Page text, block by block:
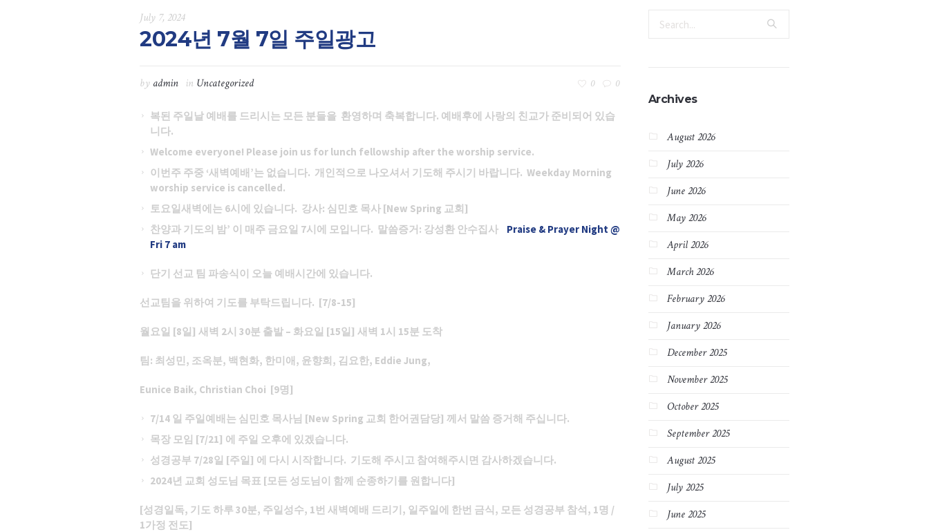
July 7, 2024
2024년 7월 7일 주일광고
by admin in Uncategorized 0 0
복된 주일날 예배를 드리시는 모든 분들을 환영하며 축복합니다. 예배후에 사랑의 친교가 준비되어 있습
니다.
Welcome everyone! Please join us for lunch fellowship after the worship service.
이번주 주중 ‘새벽예배’는 없습니다. 개인적으로 나오셔서 기도해 주시기 바랍니다. Weekday Morning
worship service is cancelled.
토요일새벽에는 6시에 있습니다. 강사: 심민호 목사 [New Spring 교회]
찬양과 기도의 밤’ 이 매주 금요일 7시에 모입니다. 말씀증거: 강성환 안수집사 Praise & Prayer Night @
Fri 7 am
단기 선교 팀 파송식이 오늘 예배시간에 있습니다.
선교팀을 위하여 기도를 부탁드립니다. [7/8-15]
월요일 [8일] 새벽 2시 30분 출발 – 화요일 [15일] 새벽 1시 15분 도착
팀: 최성민, 조옥분, 백현화, 한미애, 윤향희, 김요한, Eddie Jung,
Eunice Baik, Christian Choi [9명]
7/14 일 주일예배는 심민호 목사님 [New Spring 교회 한어권담당] 께서 말씀 증거해 주십니다.
목장 모임 [7/21] 에 주일 오후에 있겠습니다.
성경공부 7/28일 [주일] 에 다시 시작합니다. 기도해 주시고 참여해주시면 감사하겠습니다.
2024년 교회 성도님 목표 [모든 성도님이 함께 순종하기를 원합니다]
[성경일독, 기도 하루 30분, 주일성수, 1번 새벽예배 드리기, 일주일에 한번 금식, 모든 성경공부 참석, 1명 /
1가정 전도]
Archives
August 2026
July 2026
June 2026
May 2026
April 2026
March 2026
February 2026
January 2026
December 2025
November 2025
October 2025
September 2025
August 2025
July 2025
June 2025